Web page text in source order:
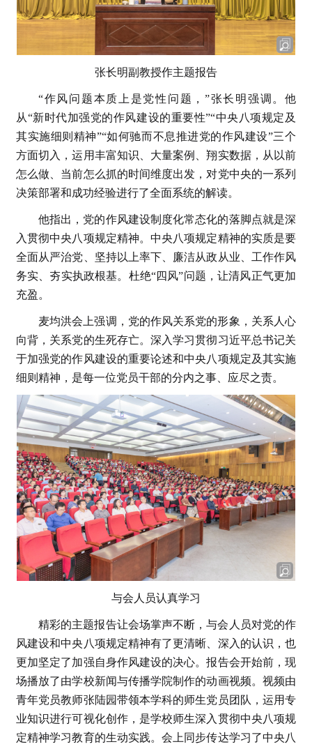
张长明副教授作主题报告
“作风问题本质上是党性问题，”张长明强调。他
从“新时代加强党的作风建设的重要性”“中央八项规定及
其实施细则精神”“如何驰而不息推进党的作风建设”三个
方面切入，运用丰富知识、大量案例、翔实数据，从以前
怎么做、当前怎么抓的时间维度出发，对党中央的一系列
决策部署和成功经验进行了全面系统的解读。
他指出，党的作风建设制度化常态化的落脚点就是深
入贯彻中央八项规定精神。中央八项规定精神的实质是要
全面从严治党、坚持以上率下、廉洁从政从业、工作作风
务实、夯实执政根基。杜绝“四风”问题，让清风正气更加
充盈。
麦均洪会上强调，党的作风关系党的形象，关系人心
向背，关系党的生死存亡。深入学习贯彻习近平总书记关
于加强党的作风建设的重要论述和中央八项规定及其实施
细则精神，是每一位党员干部的分内之事、应尽之责。
与会人员认真学习
精彩的主题报告让会场掌声不断，与会人员对党的作
风建设和中央八项规定精神有了更清晰、深入的认识，也
更加坚定了加强自身作风建设的决心。报告会开始前，现
场播放了由学校新闻与传播学院制作的动画视频。视频由
青年党员教师张陆园带领本学科的师生党员团队，运用专
业知识进行可视化创作，是学校师生深入贯彻中央八项规
定精神学习教育的生动实践。会上同步传达学习了中央八